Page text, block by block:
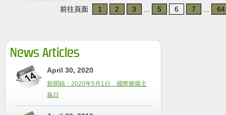
前往頁面 1 2 3 5 6 7 64
News Articles
April 30, 2020
新聞稿：2020年5月1日，國際樂園主
義日